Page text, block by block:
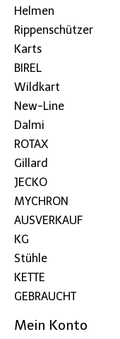
Helmen
Rippenschützer
Karts
BIREL
Wildkart
New-Line
Dalmi
ROTAX
Gillard
JECKO
MYCHRON
AUSVERKAUF
KG
Stühle
KETTE
GEBRAUCHT
Mein Konto